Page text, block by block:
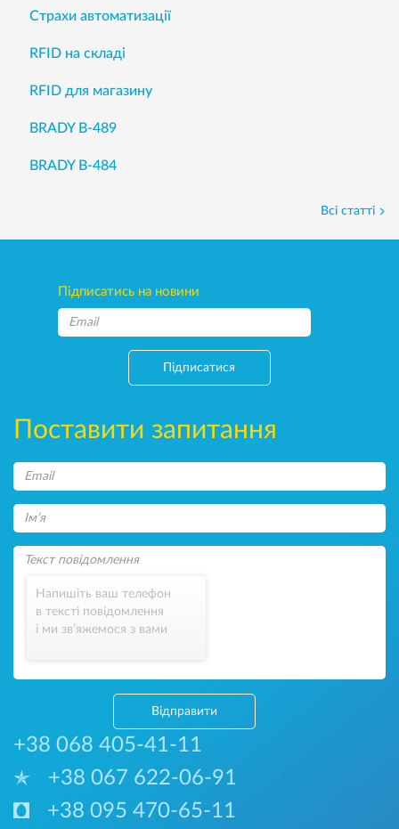
Страхи автоматизації
RFID на складі
RFID для магазину
BRADY B-489
BRADY B-484
Всі статті
Підписатись на новини
Підписатися
Поставити запитання
Напишіть ваш телефон
в тексті повідомлення
і ми зв’яжемося з вами
Відправити
+38 068 405-41-11
+38 067 622-06-91
+38 095 470-65-11